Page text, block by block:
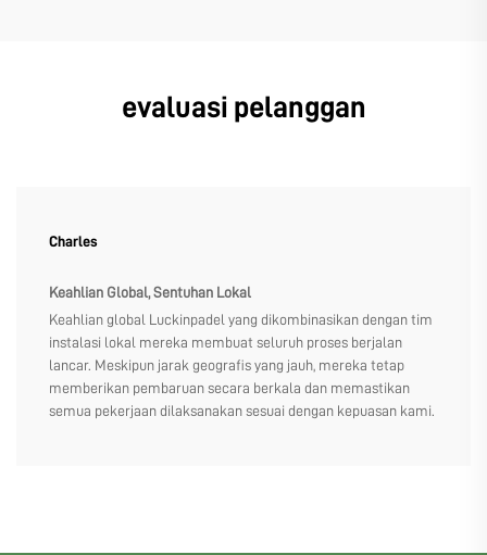
evaluasi pelanggan
Charles
Keahlian Global, Sentuhan Lokal
Keahlian global Luckinpadel yang dikombinasikan dengan tim
instalasi lokal mereka membuat seluruh proses berjalan
lancar. Meskipun jarak geografis yang jauh, mereka tetap
memberikan pembaruan secara berkala dan memastikan
semua pekerjaan dilaksanakan sesuai dengan kepuasan kami.